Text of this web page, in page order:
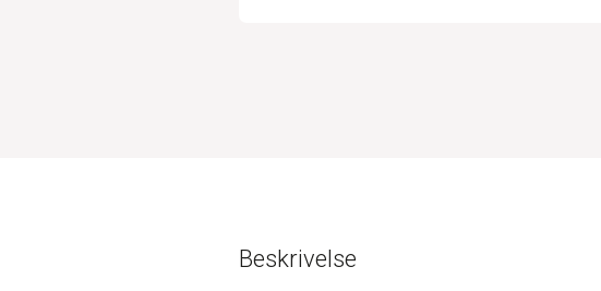
Beskrivelse